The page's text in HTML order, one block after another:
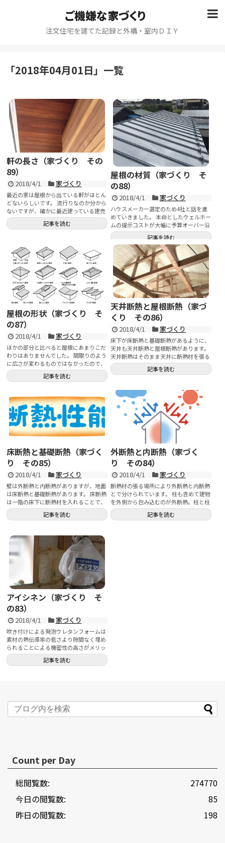
ご機嫌な家づくり
注文住宅を建てた記録と外構・室内ＤＩＹ
「2018年04月01日」 一覧
軒の長さ（家づくり その
89）
2018/4/1 家づくり
最近の家は屋根から出ている軒がほとん
どないらしいです。 流行りなのか分から
ないですが、確かに最近建っている建売
住宅も軒が無いで...
記事を読む
屋根の材質（家づくり そ
の88）
2018/4/1 家づくり
ハウスメーカー選定のため4社と話を進
めていきました。 本命としたウェルホー
ムの提示コストが大幅に予算オーバー沿
ていたので仕方があり...
記事を読む
屋根の形状（家づくり そ
の87）
2018/4/1 家づくり
ほかの部分と比べると屋根にあまりこだ
わりはありませんでした。 間取りのよう
に広さが変わるものではなかったので、
どうしても短期間でい...
記事を読む
天井断熱と屋根断熱（家づ
くり その86）
2018/4/1 家づくり
床下が床断熱と基礎断熱があるように、
天井も天井断熱と屋根断熱があります。
天井断熱はそのまま天井に断熱材を張る
方法。 屋...
記事を読む
床断熱と基礎断熱（家づく
り その85）
2018/4/1 家づくり
壁は外断熱と内断熱がありますが、地面
は床断熱と基礎断熱があります。 床断熱
は一階の床下に断熱材を入れることで、
べた基礎の場合は...
記事を読む
外断熱と内断熱（家づく
り その84）
2018/4/1 家づくり
断熱材の張る場所により外断熱と内断熱
とで分けられています。 柱も含めて建物
を外側から包み込むのが外断熱。柱と柱
の間に断熱材を入...
記事を読む
アイシネン（家づくり そ
の83）
2018/4/1 家づくり
吹き付けによる発泡ウレタンフォームは
素材の熱伝導率の低さより隙間なく埋め
られることによる機密性の高さがメリッ
トとなっています。 今...
記事を読む
Count per Day
274770
総閲覧数:
85
今日の閲覧数:
198
昨日の閲覧数: